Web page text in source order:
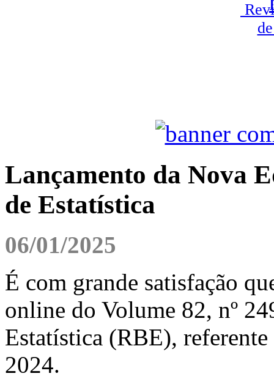
Lançamento da Nova
de Estatística
06/01/2025
É com grande satisfação
online do Volume 82, nº
Estatística (RBE),
2024.